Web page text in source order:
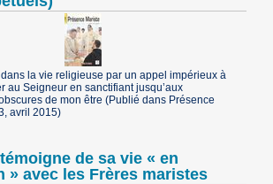
la vie religieuse par un appel impérieux à
au Seigneur en sanctifiant jusqu’aux
de mon être (Publié dans Présence
avril 2015)
de sa vie « en
» avec les Frères maristes